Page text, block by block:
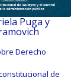
Puga y
Derecho
de